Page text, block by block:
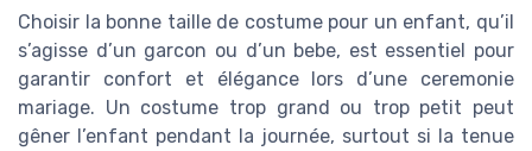
Choisir la bonne taille de costume pour un enfant, qu’il
s’agisse d’un garcon ou d’un bebe, est essentiel pour
garantir confort et élégance lors d’une ceremonie
mariage. Un costume trop grand ou trop petit peut
gêner l’enfant pendant la journée, surtout si la tenue